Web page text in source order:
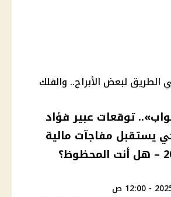
لبعض الأبراج.. والفلك
توقعات عبير فؤاد
يستقبل مفاجآت مالية